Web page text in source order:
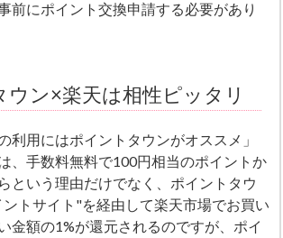
前にポイント交換申請する必要があり
ウン×楽天は相性ピッタリ
利用にはポイントタウンがオススメ」
、手数料無料で100円相当のポイントか
という理由だけでなく、ポイントタウ
トサイト"を経由して楽天市場でお買い
金額の1%が還元されるのですが、ポイ